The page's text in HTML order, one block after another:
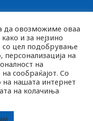
задржани
да овозможиме оваа
и за нејзино
цел подобрување
на
на
сообраќајот. Со
нашата интернет
на колачиња